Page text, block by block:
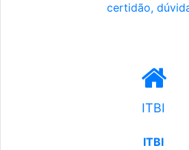
certidão,
ITBI
ITBI